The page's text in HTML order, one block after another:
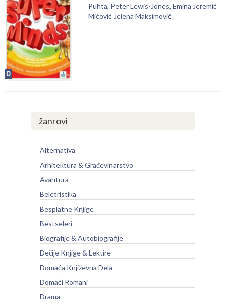
0
Puhta, Peter Lewis-Jones, Emina Jeremić
Mićović Jelena Maksimović
žanrovi
Alternativa
Arhitektura & Građevinarstvo
Avantura
Beletristika
Besplatne Knjige
Bestseleri
Biografije & Autobiografije
Dečije Knjige & Lektire
Domaća Književna Dela
Domaći Romani
Drama